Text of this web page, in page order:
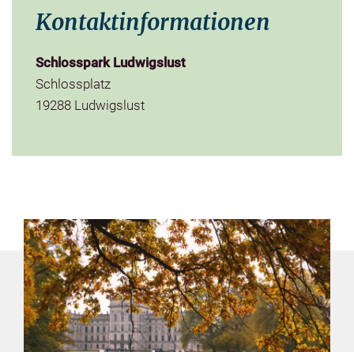
Kontaktinformationen
Schlosspark Ludwigslust
Schlossplatz
19288 Ludwigslust